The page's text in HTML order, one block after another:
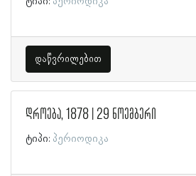
დაწვრილებით
დროება, 1878 | 29 ნოემბერი
ტიპი: პერიოდიკა